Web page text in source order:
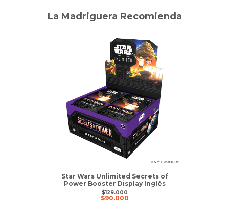
La Madriguera Recomienda
Star Wars Unlimited Secrets of
Power Booster Display Inglés
$90.000
$129.000